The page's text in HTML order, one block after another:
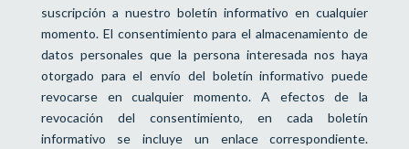
suscripción a nuestro boletín informativo en cualquier
momento. El consentimiento para el almacenamiento de
datos personales que la persona interesada nos haya
otorgado para el envío del boletín informativo puede
revocarse en cualquier momento. A efectos de la
revocación del consentimiento, en cada boletín
informativo se incluye un enlace correspondiente.